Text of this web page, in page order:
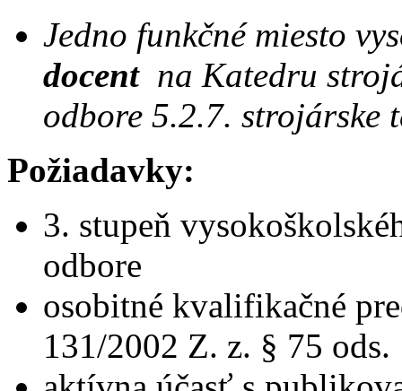
Jedno funkčné miesto
docentna Katedru
odbore 5.2.7. strojárske
Požiadavky:
3. stupeň
odbore
osobitné kvalifikačné
131/2002 Z. z. § 75 ods.